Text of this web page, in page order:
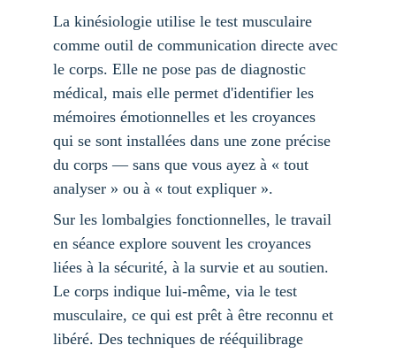
La kinésiologie utilise le test musculaire
comme outil de communication directe avec
le corps. Elle ne pose pas de diagnostic
médical, mais elle permet d'identifier les
mémoires émotionnelles et les croyances
qui se sont installées dans une zone précise
du corps — sans que vous ayez à « tout
analyser » ou à « tout expliquer ».
Sur les lombalgies fonctionnelles, le travail
en séance explore souvent les croyances
liées à la sécurité, à la survie et au soutien.
Le corps indique lui-même, via le test
musculaire, ce qui est prêt à être reconnu et
libéré. Des techniques de rééquilibrage